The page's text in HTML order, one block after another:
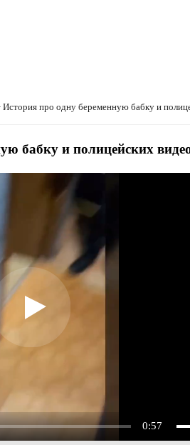
История про одну беременную бабку и
бабку и полицейских
0:57